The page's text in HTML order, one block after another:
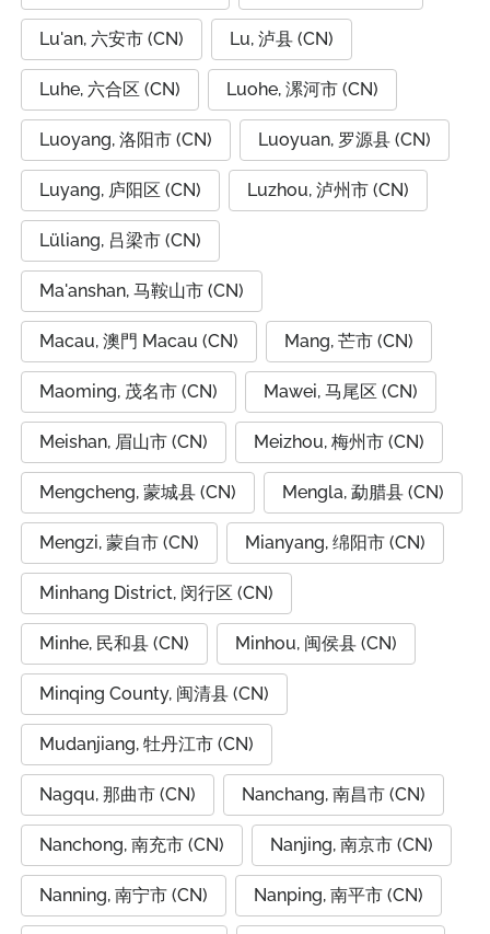
Lu'an, 六安市 (CN) Lu, 泸县 (CN)
Luhe, 六合区 (CN) Luohe, 漯河市 (CN)
Luoyang, 洛阳市 (CN) Luoyuan, 罗源县 (CN)
Luyang, 庐阳区 (CN) Luzhou, 泸州市 (CN)
Lüliang, 吕梁市 (CN)
Ma'anshan, 马鞍山市 (CN)
Macau, 澳門 Macau (CN) Mang, 芒市 (CN)
Maoming, 茂名市 (CN) Mawei, 马尾区 (CN)
Meishan, 眉山市 (CN) Meizhou, 梅州市 (CN)
Mengcheng, 蒙城县 (CN) Mengla, 勐腊县 (CN)
Mengzi, 蒙自市 (CN) Mianyang, 绵阳市 (CN)
Minhang District, 闵行区 (CN)
Minhe, 民和县 (CN) Minhou, 闽侯县 (CN)
Minqing County, 闽清县 (CN)
Mudanjiang, 牡丹江市 (CN)
Nagqu, 那曲市 (CN) Nanchang, 南昌市 (CN)
Nanchong, 南充市 (CN) Nanjing, 南京市 (CN)
Nanning, 南宁市 (CN) Nanping, 南平市 (CN)